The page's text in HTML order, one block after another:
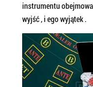
instrumentu
wyjść , i ego wyjątek .